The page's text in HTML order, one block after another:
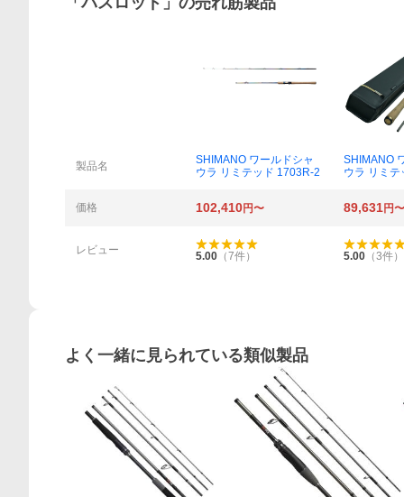
製品名
SHIMANO ワールドシャ
ウラ リミテッド 1703R-2
SHIMANO
ウラ リミ
価格 102,410円〜 89,631円〜
レビュー
5.00 （7件） 5.00 （3件）
よく一緒に見られている類似製品